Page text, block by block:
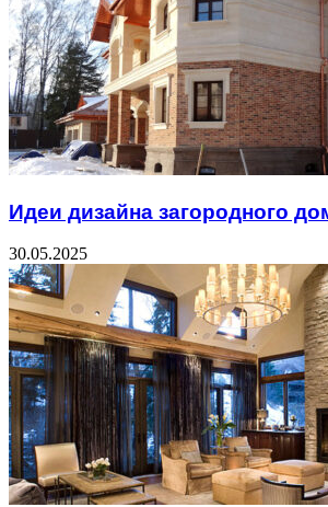
Идеи дизайна загородного
30.05.2025